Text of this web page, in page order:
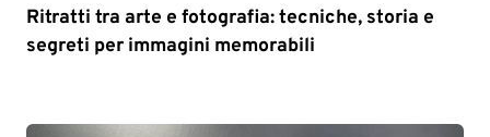
Ritratti tra arte e fotografia: tecniche, storia e
segreti per immagini memorabili